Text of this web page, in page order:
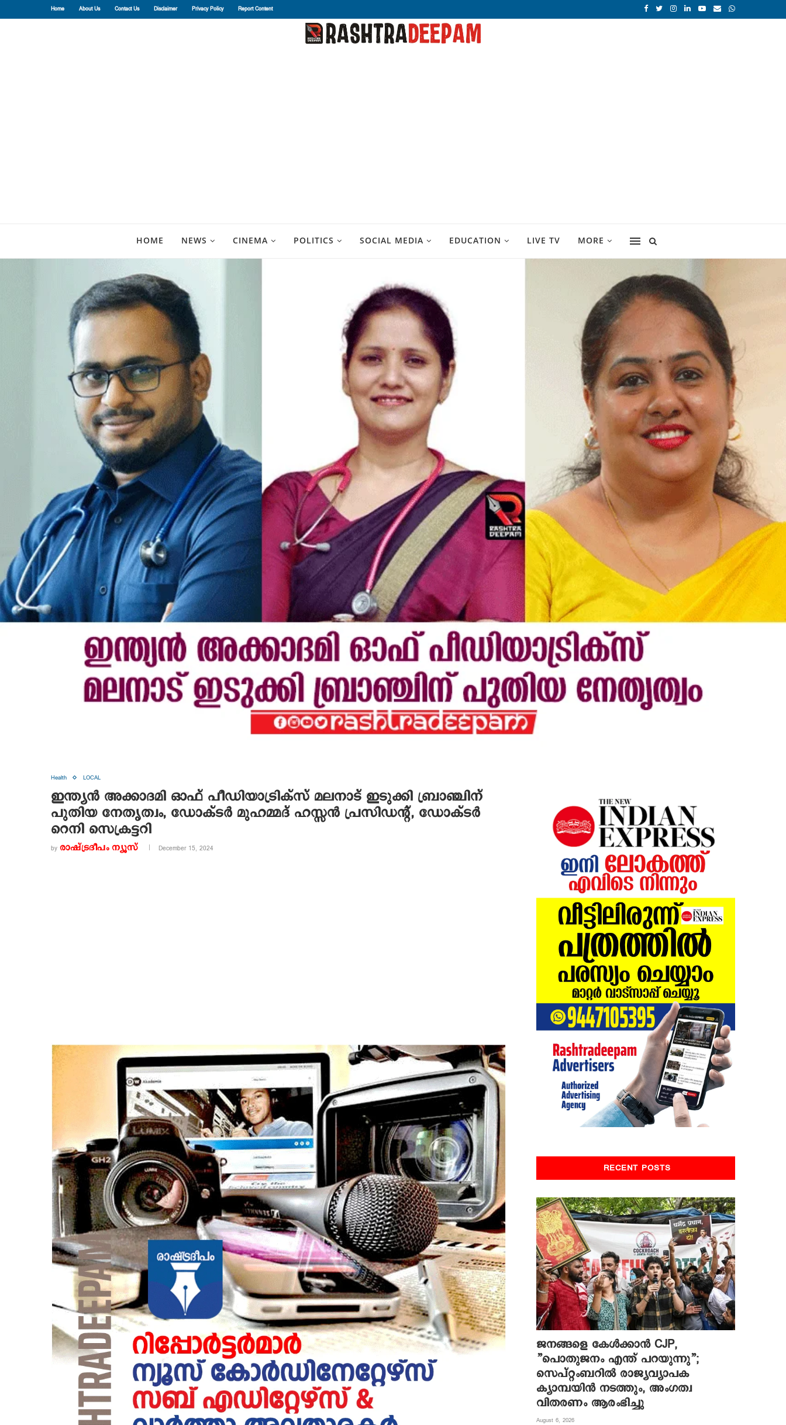
Home About Us Contact Us Disclaimer Privacy Policy Report Content
HOME NEWS CINEMA POLITICS SOCIAL MEDIA EDUCATION LIVE TV MORE
Health LOCAL
ഇന്ത്യന്‍ അക്കാദമി ഓഫ് പീഡിയാട്രിക്‌സ് മലനാട് ഇടുക്കി ബ്രാഞ്ചിന്
പുതിയ നേതൃത്വം, ഡോക്ടര്‍ മുഹമ്മദ് ഹസ്സന്‍ പ്രസിഡന്റ്, ഡോക്ടര്‍
റെനി സെക്രട്ടറി
by രാഷ്ട്രദീപം ന്യൂസ്‌ December 15, 2024
RECENT POSTS
ജനങ്ങളെ കേൾക്കാൻ CJP,
”പൊതുജനം എന്ത് പറയുന്നു”;
സെപ്റ്റംബറിൽ രാജ്യവ്യാപക
ക്യാമ്പയിൻ നടത്തും, അംഗത്വ
വിതരണം ആരംഭിച്ചു
August 6, 2026